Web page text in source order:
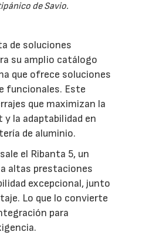
de Savio.
de soluciones
su amplio catálogo
que ofrece soluciones
funcionales. Este
que maximizan la
la adaptabilidad en
de aluminio.
el Ribanta 5, un
altas prestaciones
excepcional, junto
Lo que lo convierte
para